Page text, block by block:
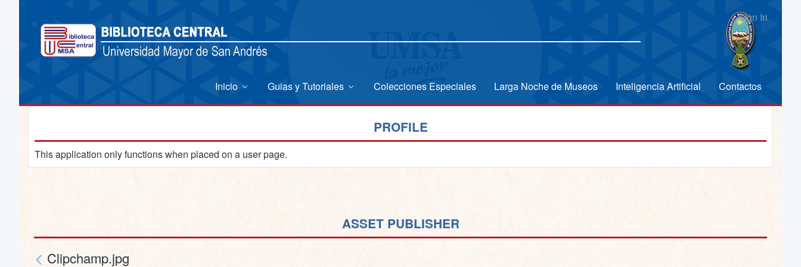
Sign In
Inicio Guias y Tutoriales Colecciones Especiales Larga Noche de Museos Inteligencia Artificial Contactos
PROFILE
This application only functions when placed on a user page.
ASSET PUBLISHER
Clipchamp.jpg